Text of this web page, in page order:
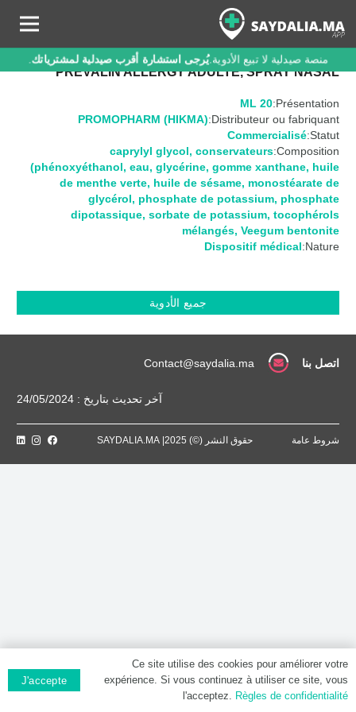
منصة صيدلية لا تبيع الأدوية.يُرجى استشارة أقرب صيدلية لمشترياتك.
PREVALIN ALLERGY ADULTE, SPRAY NASAL
Présentation:
20 ML
Distributeur ou fabriquant:
PROMOPHARM (HIKMA)
Statut:
Commercialisé
Composition:
caprylyl glycol, conservateurs
(phénoxyéthanol, eau, glycérine, gomme xanthane, huile
de menthe verte, huile de sésame, monostéarate de
glycérol, phosphate de potassium, phosphate
dipotassique, sorbate de potassium, tocophérols
mélangés, Veegum bentonite
Nature:
Dispositif médical
جميع الأدوية
اتصل بنا Contact@saydalia.ma
آخر تحديث بتاريخ : 24/05/2024
شروط عامة حقوق النشر (©) 2025| SAYDALIA.MA
Ce site utilise des cookies pour améliorer votre
expérience. Si vous continuez à utiliser ce site, vous
l'acceptez. Règles de confidentialité
J'accepte